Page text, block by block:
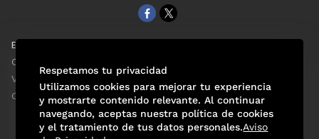
EL UNIVERSAL
Clase
ViveUSA
Confabulario
Respetamos tu privacidad
Utilizamos cookies para mejorar tu experiencia
y mostrarte contenido relevante. Al continuar
navegando, aceptas nuestra política de cookies
y el tratamiento de tus datos personales.Aviso